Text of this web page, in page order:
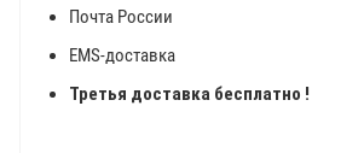
Почта России
EMS-доставка
Третья доставка бесплатно !